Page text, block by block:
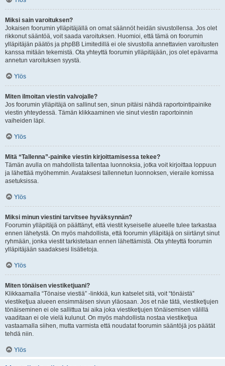
Miksi sain varoituksen?
Jokaisen foorumin ylläpitäjällä on omat säännöt heidän sivustollensa. Jos olet
rikkonut sääntöä, voit saada varoituksen. Huomioi, että tämä on foorumin
ylläpitäjän päätös ja phpBB Limitedillä ei ole sivustolla annettavien varoitusten
kanssa mitään tekemistä. Ota yhteyttä foorumin ylläpitäjään, jos olet epävarma
annetun varoituksen syystä.
Ylös
Miten ilmoitan viestin valvojalle?
Jos foorumin ylläpitäjä on sallinut sen, sinun pitäisi nähdä raportointipainike
viestin yhteydessä. Tämän klikkaaminen vie sinut viestin raportoinnin
vaiheiden läpi.
Ylös
Mitä “Tallenna”-painike viestin kirjoittamisessa tekee?
Tämän avulla on mahdollista tallentaa luonnoksia, jotka voit kirjoittaa loppuun
ja lähettää myöhemmin. Avataksesi tallennetun luonnoksen, vieraile komissa
asetuksissa.
Ylös
Miksi minun viestini tarvitsee hyväksynnän?
Foorumin ylläpitäjä on päättänyt, että viestit kyseiselle alueelle tulee tarkastaa
ennen lähetystä. On myös mahdollista, että foorumin ylläpitäjä on siirtänyt sinut
ryhmään, jonka viestit tarkistetaan ennen lähettämistä. Ota yhteyttä foorumin
ylläpitäjään saadaksesi lisätietoja.
Ylös
Miten tönäisen viestiketjuani?
Klikkaamalla “Tönaise viestiä” -linkkiä, kun katselet sitä, voit “tönäistä”
viestiketjua alueen ensimmäisen sivun yläosaan. Jos et näe tätä, viestiketjujen
tönäiseminen ei ole sallittua tai aika joka viestiketjujen tönäisemisen välillä
vaaditaan ei ole vielä kulunut. On myös mahdollista nostaa viestiketjua
vastaamalla siihen, mutta varmista että noudatat foorumin sääntöjä jos päätät
tehdä niin.
Ylös